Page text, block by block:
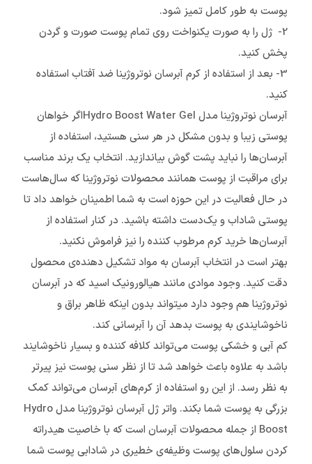
پوست به طور کامل تمیز شود.
2- ژل را به صورت یکنواخت روی تمام پوست صورت و گردن
پخش کنید.
3- بعد از استفاده از کرم آبرسان نوتروژینا ضد آفتاب استفاده
کنید.
آبرسان نوتروژینا مدل Hydro Boost Water Gelاگر خواهان
پوستی زیبا و بدون مشکل در هر سنی هستید، استفاده از
آبرسان‌ها را نباید پشت گوش بیاندازید. انتخاب یک برند مناسب
برای مراقبت از پوست همانند محصولات نوتروژینا که سال‌هاست
در حال فعالیت در این حوزه است به شما اطمینان خواهد داد تا
پوستی شاداب و یک‌دست داشته باشید. در کنار استفاده از
آبرسان‌ها خرید کرم مرطوب کننده را نیز فراموش نکنید.
بهتر است در انتخاب آبرسان به مواد تشکیل دهنده‌ی محصول
دقت کنید. وجود موادی مانند هیالورونیک اسید که در آبرسان
نوتروژینا هم وجود دارد میتواند بدون اینکه ظاهر براق و
ناخوشایندی به پوست بدهد آن را آبرسانی کند.
کم آبی و خشکی پوست می‌تواند کلافه کننده و بسیار ناخوشایند
باشد به علاوه باعث خواهد شد تا از نظر سنی پوست نیز پیرتر
به نظر رسد. از این رو استفاده از کرم‌های آبرسان می‌تواند کمک
بزرگی به پوست شما بکند. واتر ژل آبرسان نوتروژینا مدل Hydro
Boost از جمله محصولات آبرسان است که با خاصیت هیدراته
کردن سلول‌های پوست وظیفه‌ی خطیری در شادابی پوست شما